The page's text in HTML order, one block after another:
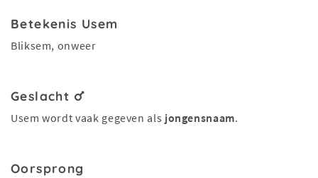
Betekenis Usem
Bliksem, onweer
Geslacht
Usem wordt vaak gegeven als jongensnaam.
Oorsprong